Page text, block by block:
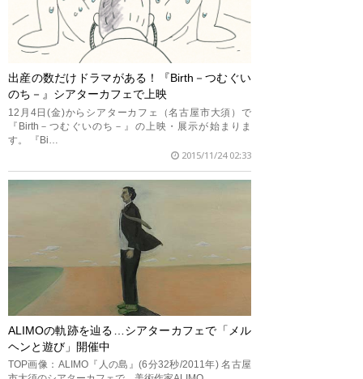
出産の数だけドラマがある！『Birth－つむぐい
のち－』シアターカフェで上映
12月4日(金)からシアターカフェ（名古屋市大須）で
『Birth－つむぐいのち－』の上映・展示が始まりま
す。 『Bi…
2015/11/24 02:33
ALIMOの軌跡を辿る…シアターカフェで「メル
ヘンと遊び」開催中
TOP画像：ALIMO『人の島』(6分32秒/2011年) 名古屋